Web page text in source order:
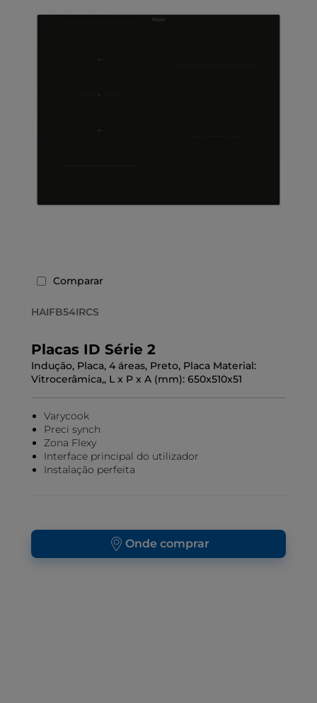
Comparar
HAIFB54IRCS
Placas ID Série 2
Indução, Placa, 4 áreas, Preto, Placa Material:
Vitrocerâmica,, L x P x A (mm): 650x510x51
Varycook
Preci synch
Zona Flexy
Interface principal do utilizador
Instalação perfeita
Onde comprar